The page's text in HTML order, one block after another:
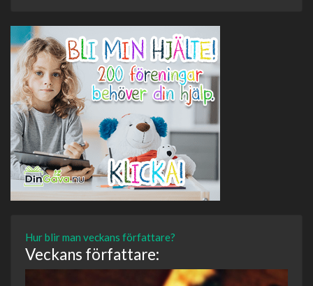
Hur blir man veckans författare?
Veckans författare: